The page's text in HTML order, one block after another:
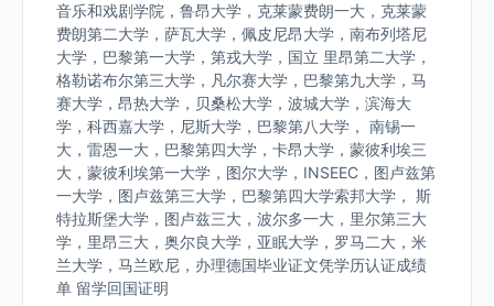
音乐和戏剧学院，鲁昂大学，克莱蒙费朗一大，克莱蒙
费朗第二大学，萨瓦大学，佩皮尼昂大学，南布列塔尼
大学，巴黎第一大学，第戎大学，国立 里昂第二大学，
格勒诺布尔第三大学，凡尔赛大学，巴黎第九大学，马
赛大学，昂热大学，贝桑松大学，波城大学，滨海大
学，科西嘉大学，尼斯大学，巴黎第八大学， 南锡一
大，雷恩一大，巴黎第四大学，卡昂大学，蒙彼利埃三
大，蒙彼利埃第一大学，图尔大学，INSEEC，图卢兹第
一大学，图卢兹第三大学，巴黎第四大学索邦大学， 斯
特拉斯堡大学，图卢兹三大，波尔多一大，里尔第三大
学，里昂三大，奥尔良大学，亚眠大学，罗马二大，米
兰大学，马兰欧尼，办理德国毕业证文凭学历认证成绩
单 留学回国证明